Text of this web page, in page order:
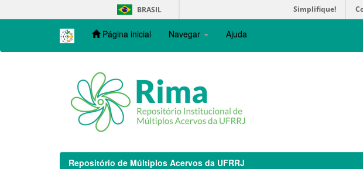
navigation
BRASIL Simplifique!
Página inicial Navegar Ajuda
Repositório de Múltiplos Acervos da UFRRJ